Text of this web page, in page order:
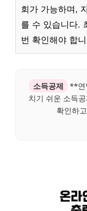
회가 가능하며,
를 수 있습니다.
번 확인해야 합
소득공제
**연
치기 쉬운 소득
확인하